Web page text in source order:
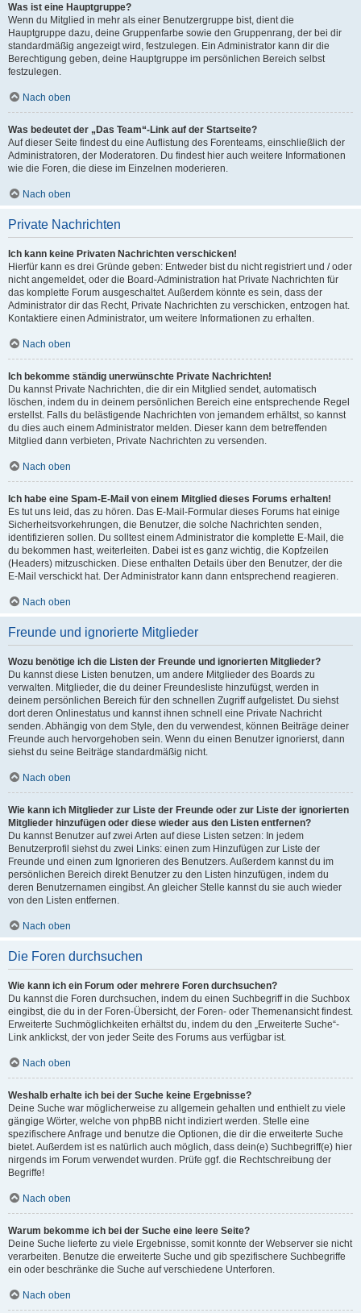
Was ist eine Hauptgruppe?
Wenn du Mitglied in mehr als einer Benutzergruppe bist, dient die
Hauptgruppe dazu, deine Gruppenfarbe sowie den Gruppenrang, der bei dir
standardmäßig angezeigt wird, festzulegen. Ein Administrator kann dir die
Berechtigung geben, deine Hauptgruppe im persönlichen Bereich selbst
festzulegen.
Nach oben
Was bedeutet der „Das Team“-Link auf der Startseite?
Auf dieser Seite findest du eine Auflistung des Forenteams, einschließlich der
Administratoren, der Moderatoren. Du findest hier auch weitere Informationen
wie die Foren, die diese im Einzelnen moderieren.
Nach oben
Private Nachrichten
Ich kann keine Privaten Nachrichten verschicken!
Hierfür kann es drei Gründe geben: Entweder bist du nicht registriert und / oder
nicht angemeldet, oder die Board-Administration hat Private Nachrichten für
das komplette Forum ausgeschaltet. Außerdem könnte es sein, dass der
Administrator dir das Recht, Private Nachrichten zu verschicken, entzogen hat.
Kontaktiere einen Administrator, um weitere Informationen zu erhalten.
Nach oben
Ich bekomme ständig unerwünschte Private Nachrichten!
Du kannst Private Nachrichten, die dir ein Mitglied sendet, automatisch
löschen, indem du in deinem persönlichen Bereich eine entsprechende Regel
erstellst. Falls du belästigende Nachrichten von jemandem erhältst, so kannst
du dies auch einem Administrator melden. Dieser kann dem betreffenden
Mitglied dann verbieten, Private Nachrichten zu versenden.
Nach oben
Ich habe eine Spam-E-Mail von einem Mitglied dieses Forums erhalten!
Es tut uns leid, das zu hören. Das E-Mail-Formular dieses Forums hat einige
Sicherheitsvorkehrungen, die Benutzer, die solche Nachrichten senden,
identifizieren sollen. Du solltest einem Administrator die komplette E-Mail, die
du bekommen hast, weiterleiten. Dabei ist es ganz wichtig, die Kopfzeilen
(Headers) mitzuschicken. Diese enthalten Details über den Benutzer, der die
E-Mail verschickt hat. Der Administrator kann dann entsprechend reagieren.
Nach oben
Freunde und ignorierte Mitglieder
Wozu benötige ich die Listen der Freunde und ignorierten Mitglieder?
Du kannst diese Listen benutzen, um andere Mitglieder des Boards zu
verwalten. Mitglieder, die du deiner Freundesliste hinzufügst, werden in
deinem persönlichen Bereich für den schnellen Zugriff aufgelistet. Du siehst
dort deren Onlinestatus und kannst ihnen schnell eine Private Nachricht
senden. Abhängig von dem Style, den du verwendest, können Beiträge deiner
Freunde auch hervorgehoben sein. Wenn du einen Benutzer ignorierst, dann
siehst du seine Beiträge standardmäßig nicht.
Nach oben
Wie kann ich Mitglieder zur Liste der Freunde oder zur Liste der ignorierten
Mitglieder hinzufügen oder diese wieder aus den Listen entfernen?
Du kannst Benutzer auf zwei Arten auf diese Listen setzen: In jedem
Benutzerprofil siehst du zwei Links: einen zum Hinzufügen zur Liste der
Freunde und einen zum Ignorieren des Benutzers. Außerdem kannst du im
persönlichen Bereich direkt Benutzer zu den Listen hinzufügen, indem du
deren Benutzernamen eingibst. An gleicher Stelle kannst du sie auch wieder
von den Listen entfernen.
Nach oben
Die Foren durchsuchen
Wie kann ich ein Forum oder mehrere Foren durchsuchen?
Du kannst die Foren durchsuchen, indem du einen Suchbegriff in die Suchbox
eingibst, die du in der Foren-Übersicht, der Foren- oder Themenansicht findest.
Erweiterte Suchmöglichkeiten erhältst du, indem du den „Erweiterte Suche“-
Link anklickst, der von jeder Seite des Forums aus verfügbar ist.
Nach oben
Weshalb erhalte ich bei der Suche keine Ergebnisse?
Deine Suche war möglicherweise zu allgemein gehalten und enthielt zu viele
gängige Wörter, welche von phpBB nicht indiziert werden. Stelle eine
spezifischere Anfrage und benutze die Optionen, die dir die erweiterte Suche
bietet. Außerdem ist es natürlich auch möglich, dass dein(e) Suchbegriff(e) hier
nirgends im Forum verwendet wurden. Prüfe ggf. die Rechtschreibung der
Begriffe!
Nach oben
Warum bekomme ich bei der Suche eine leere Seite?
Deine Suche lieferte zu viele Ergebnisse, somit konnte der Webserver sie nicht
verarbeiten. Benutze die erweiterte Suche und gib spezifischere Suchbegriffe
ein oder beschränke die Suche auf verschiedene Unterforen.
Nach oben